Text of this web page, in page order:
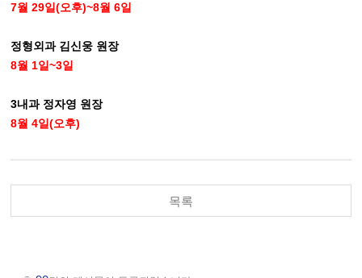
7월 29일(오후)~8월 6일
정형외과 김신웅 원장
8월 1일~3일
3내과 정자영 원장
8월 4일(오후)
목록